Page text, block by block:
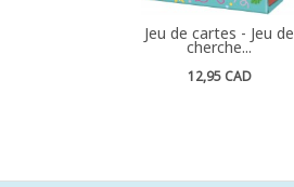
Jeu de cartes - Jeu de
cherche...
12,95 CAD